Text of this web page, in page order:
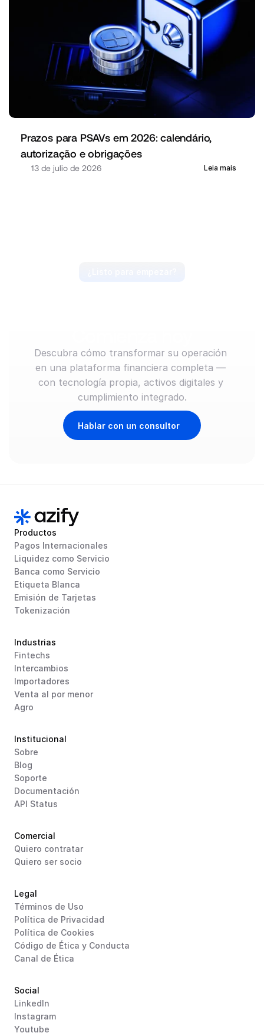
Prazos para PSAVs em 2026: calendário,
autorização e obrigações
13 de julio de 2026 Leia mais
Descubra cómo transformar su operación
en una plataforma financiera completa —
con tecnología propia, activos digitales y
cumplimiento integrado.
Hablar con un consultor
Productos
Pagos Internacionales
Liquidez como Servicio
Banca como Servicio
Etiqueta Blanca
Emisión de Tarjetas
Tokenización
Industrias
Fintechs
Intercambios
Importadores
Venta al por menor
Agro
Institucional
Sobre
Blog
Soporte
Documentación
API Status
Comercial
Quiero contratar
Quiero ser socio
Legal
Términos de Uso
Política de Privacidad
Política de Cookies
Código de Ética y Conducta
Canal de Ética
Social
LinkedIn
Instagram
Youtube